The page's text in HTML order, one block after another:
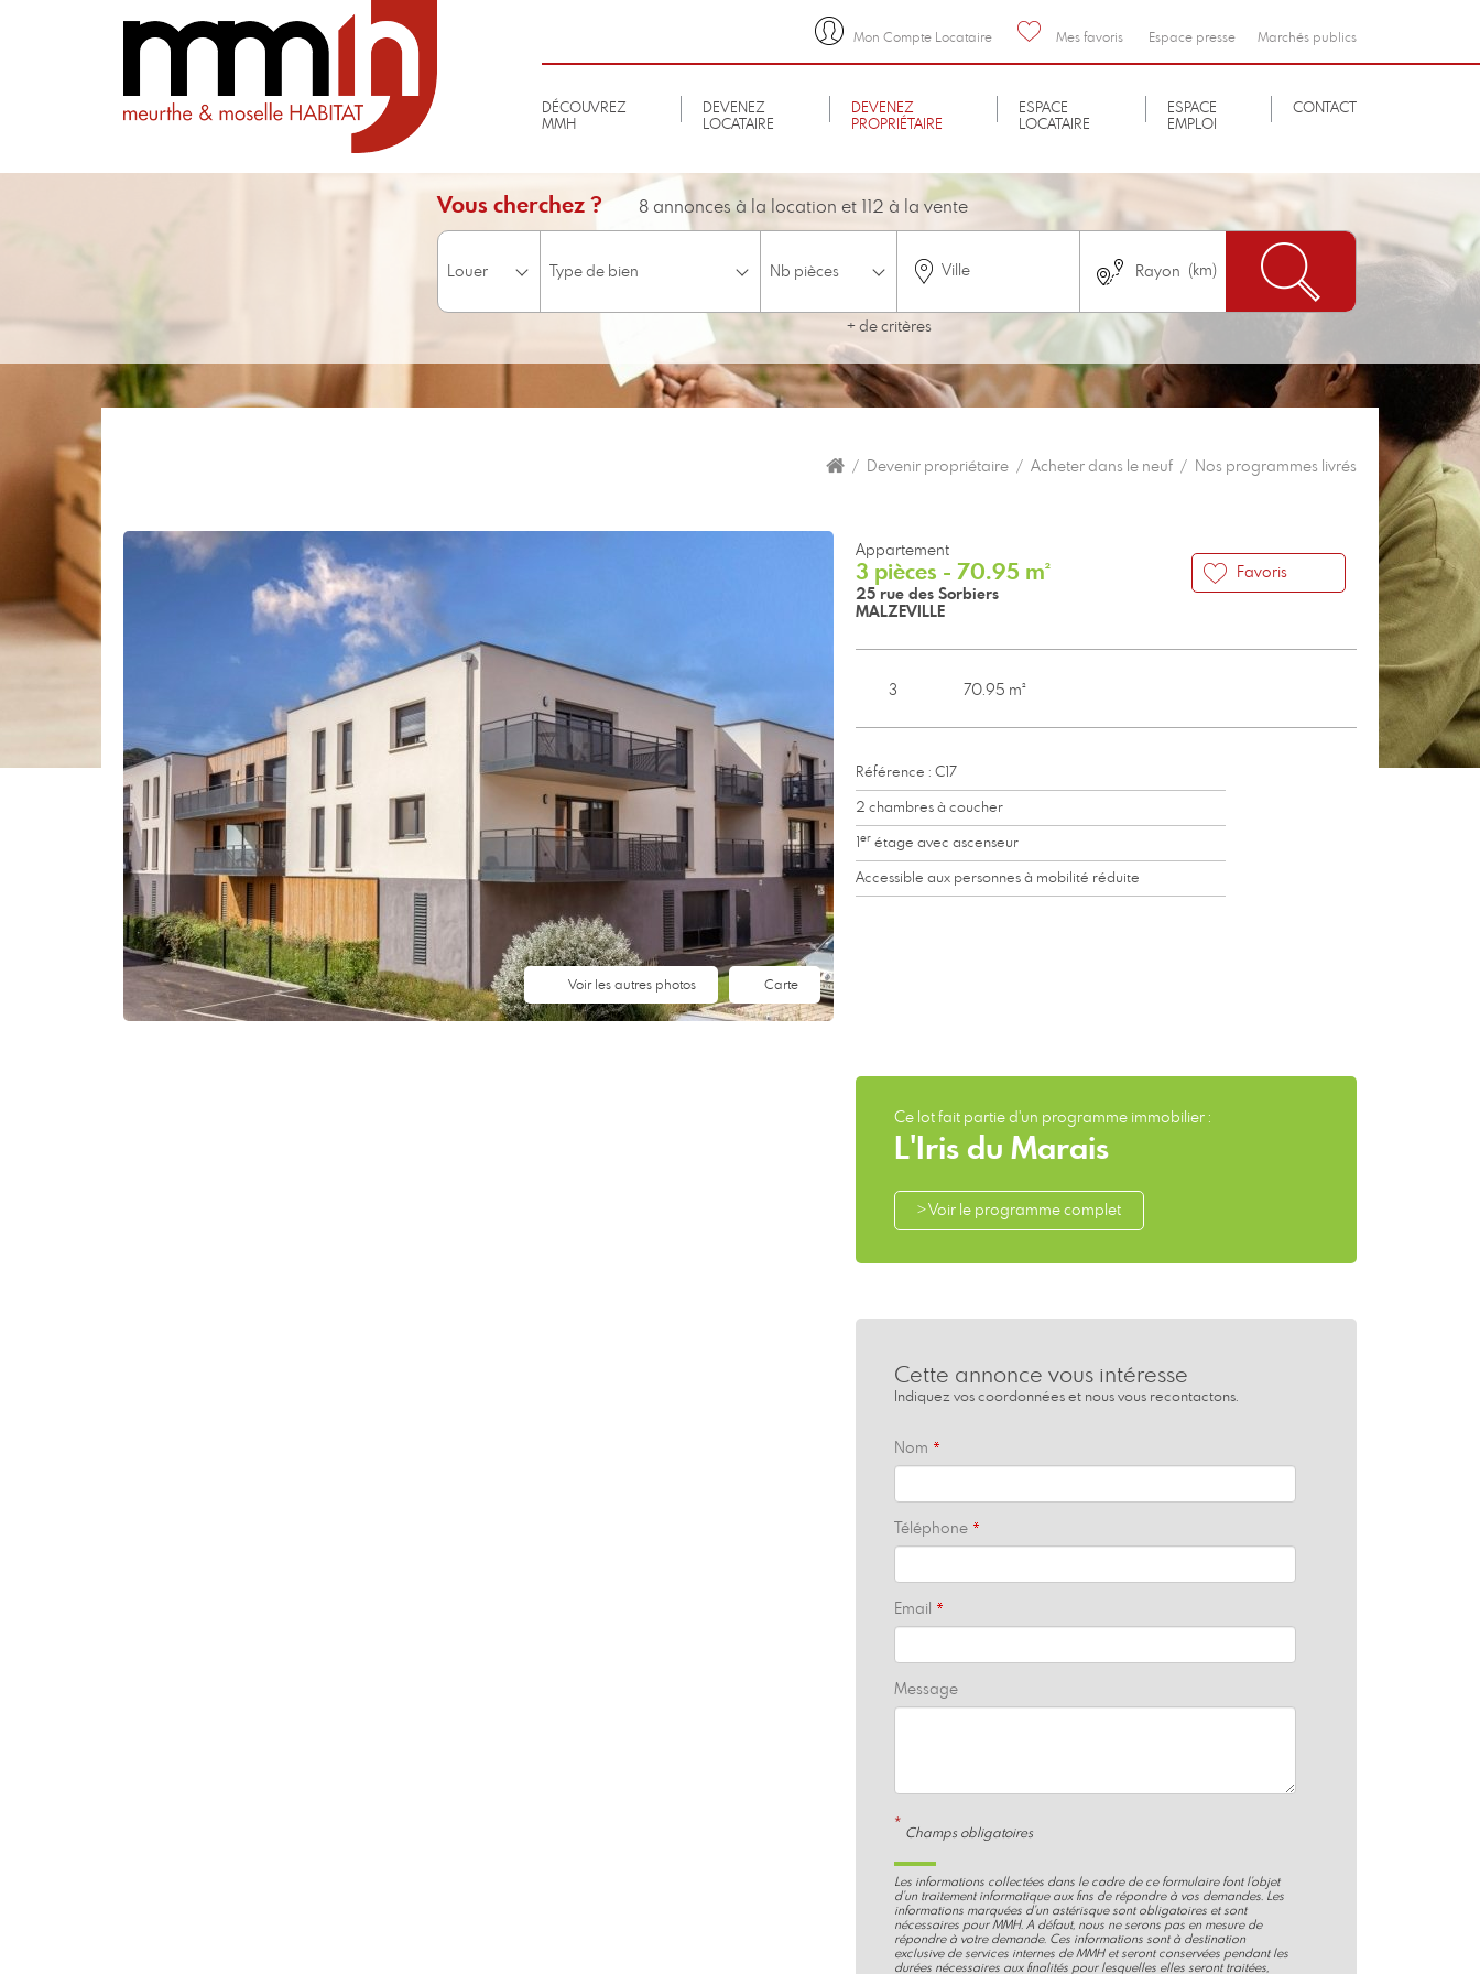
Mon Compte Locataire Mes favoris Espace presse Marchés publics
DÉCOUVREZ
MMH
DEVENEZ
LOCATAIRE
DEVENEZ
PROPRIÉTAIRE
ESPACE
LOCATAIRE
ESPACE
EMPLOI
CONTACT
Vous cherchez ? 8 annonces à la location et 112 à la vente
Ville
+ de critères
Devenir propriétaire Acheter dans le neuf Nos programmes livrés
Appartement
3 pièces - 70.95 m²
25 rue des Sorbiers
MALZEVILLE
Favoris
3 70.95 m²
Référence : C17
2 chambres à coucher
er étage avec ascenseur
Accessible aux personnes à mobilité réduite
Carte
Voir les autres photos
Ce lot fait partie d'un programme immobilier :
L'Iris du Marais
> Voir le programme complet
Cette annonce vous intéresse
Indiquez vos coordonnées et nous vous recontactons.
Nom
Téléphone
Email
Message
* Champs obligatoires
Les informations collectées dans le cadre de ce formulaire font l'objet
d'un traitement informatique aux fins de répondre à vos demandes. Les
informations marquées d'un astérisque sont obligatoires et sont
nécessaires pour MMH. A défaut, nous ne serons pas en mesure de
répondre à votre demande. Ces informations sont à destination
exclusive de services internes de MMH et seront conservées pendant les
durées nécessaires aux finalités pour lesquelles elles seront traitées,